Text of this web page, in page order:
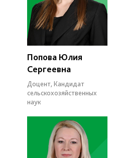
Попова Юлия
Сергеевна
Доцент, Кандидат
сельскохозяйственных
наук